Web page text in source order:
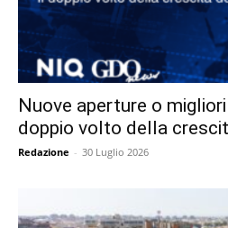
Nuove aperture o
doppio volto della
Redazione - 30 Luglio 2026